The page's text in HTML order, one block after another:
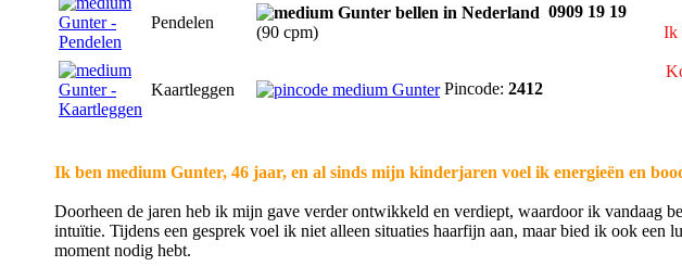
Ik
Pendelen
0909 19 19
(90 cpm)
Kaartleggen Pincode: 2412
Ik ben medium Gunter, 46 jaar, en al sinds mijn kinderjaren voel ik energieën en
Doorheen de jaren heb ik mijn gave verder ontwikkeld en verdiept, waardoor ik vandaag
intuïtie. Tijdens een gesprek voel ik niet alleen situaties haarfijn aan, maar bied ik ook een
moment nodig hebt.